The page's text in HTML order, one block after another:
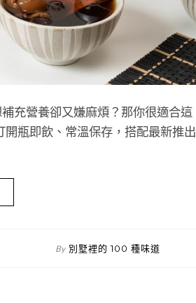
充營養卻又嫌麻煩？那你很適合這
瓶即飲、常溫保存，搭配最新推出
By 別墅裡的 100 種味道